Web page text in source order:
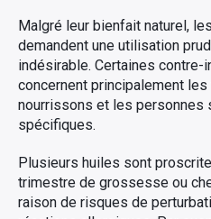
Malgré leur bienfait naturel,
demandent une utilisation
indésirable. Certaines contre-
concernent principalement
nourrissons et les personnes
spécifiques.
Plusieurs huiles sont
trimestre de grossesse ou
raison de risques de